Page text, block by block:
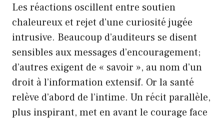
Les réactions oscillent entre soutien
chaleureux et rejet d’une curiosité jugée
intrusive. Beaucoup d’auditeurs se disent
sensibles aux messages d’encouragement;
d’autres exigent de « savoir », au nom d’un
droit à l’information extensif. Or la santé
relève d’abord de l’intime. Un récit parallèle,
plus inspirant, met en avant le courage face